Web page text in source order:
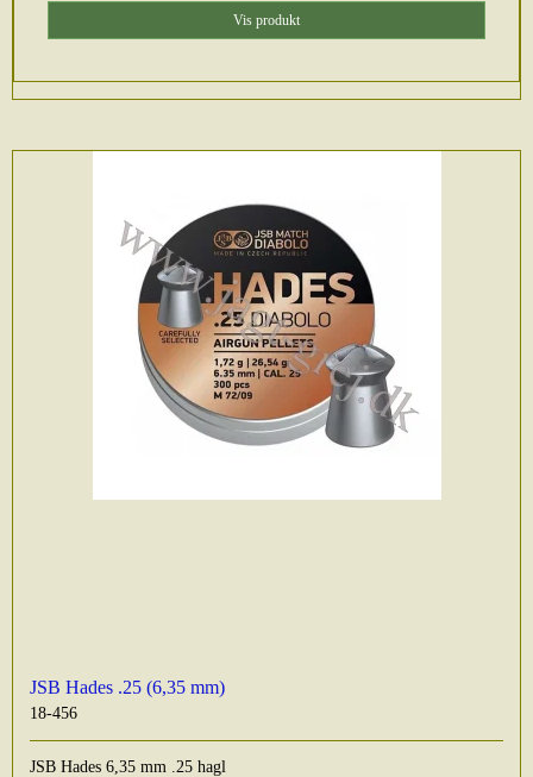
Vis produkt
JSB Hades .25 (6,35 mm)
18-456
JSB Hades 6,35 mm .25 hagl